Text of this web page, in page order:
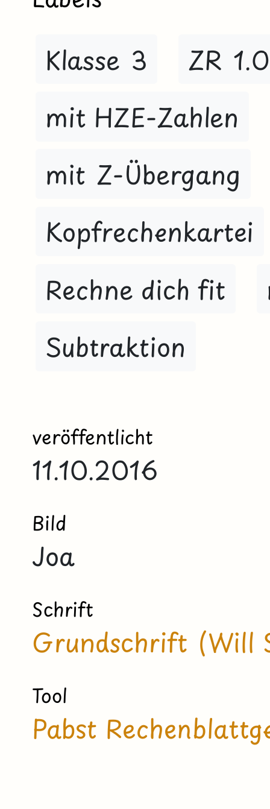
Klasse 3
ZR
mit HZE-Zahlen
mit Z-Übergang
Kopfrechenkartei
Rechne dich fit
Subtraktion
veröffentlicht
11.10.2016
Bild
Joa
Schrift
Grundschrift (Will
Tool
Pabst